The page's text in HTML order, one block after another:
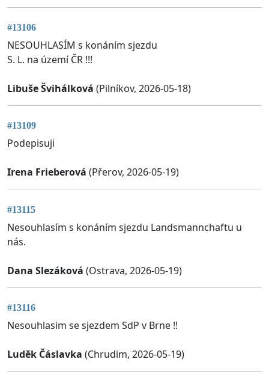
#13106
NESOUHLASÍM s konáním sjezdu
S. L. na území ČR !!!
Libuše Švihálková (Pilníkov, 2026-05-18)
#13109
Podepisuji
Irena Frieberová (Přerov, 2026-05-19)
#13115
Nesouhlasím s konáním sjezdu Landsmannchaftu u
nás.
Dana Slezáková (Ostrava, 2026-05-19)
#13116
Nesouhlasim se sjezdem SdP v Brne !!
Luděk Čáslavka (Chrudim, 2026-05-19)